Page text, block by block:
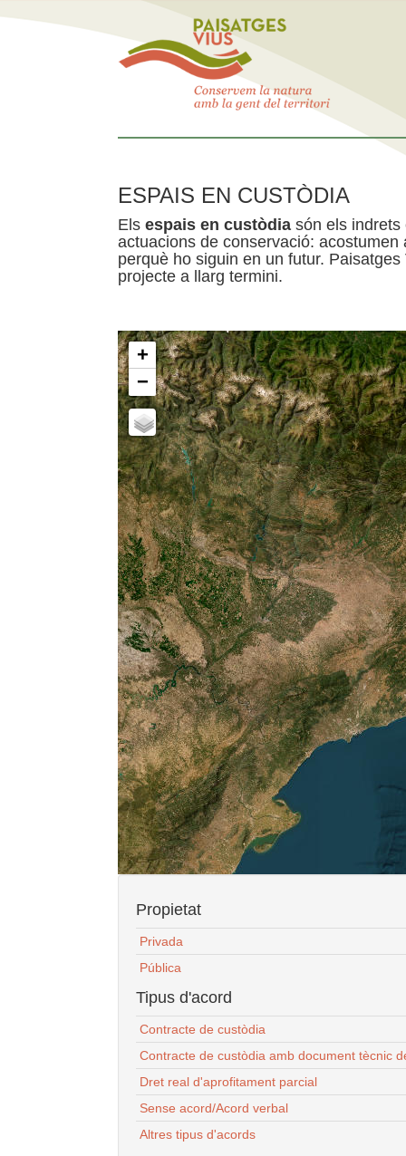
ESPAIS EN CUSTÒDIA
Els espais en custòdia són els indrets
actuacions de conservació:
perquè ho siguin en un futur.
projecte a llarg termini.
+
−
Propietat
Privada
Pública
Tipus d'acord
Contracte de custòdia
Contracte de custòdia amb document tècnic
Dret real d'aprofitament parcial
Sense acord/Acord verbal
Altres tipus d'acords